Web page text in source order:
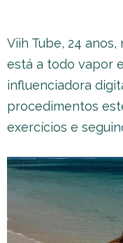
Viih Tube, 24
está a todo vapor
influenciadora
procedimentos
exercícios e